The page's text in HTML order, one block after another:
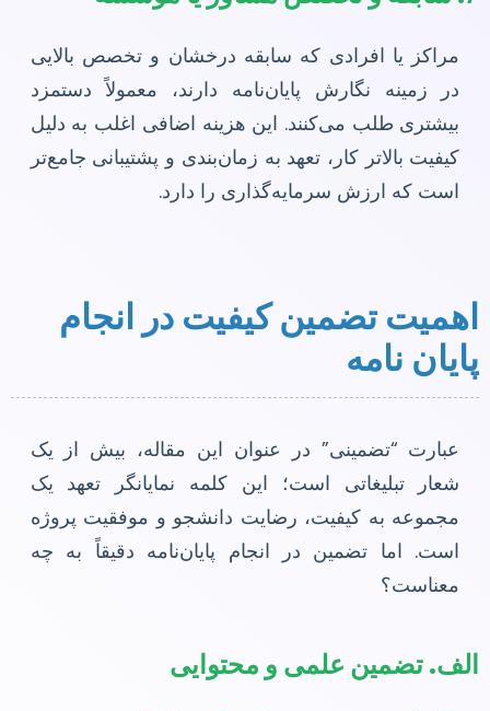
مراکز یا افرادی که سابقه درخشان و تخصص بالایی
در زمینه نگارش پایان‌نامه دارند، معمولاً دستمزد
بیشتری طلب می‌کنند. این هزینه اضافی اغلب به دلیل
کیفیت بالاتر کار، تعهد به زمان‌بندی و پشتیبانی جامع‌تر
است که ارزش سرمایه‌گذاری را دارد.
اهمیت تضمین کیفیت در انجام
پایان نامه
عبارت “تضمینی” در عنوان این مقاله، بیش از یک
شعار تبلیغاتی است؛ این کلمه نمایانگر تعهد یک
مجموعه به کیفیت، رضایت دانشجو و موفقیت پروژه
است. اما تضمین در انجام پایان‌نامه دقیقاً به چه
معناست؟
الف. تضمین علمی و محتوایی